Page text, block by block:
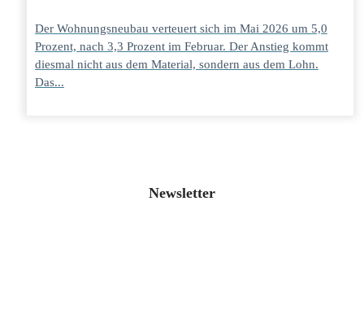
Der Wohnungsneubau verteuert sich im Mai 2026 um 5,0
Prozent, nach 3,3 Prozent im Februar. Der Anstieg kommt
diesmal nicht aus dem Material, sondern aus dem Lohn.
Das...
Newsletter